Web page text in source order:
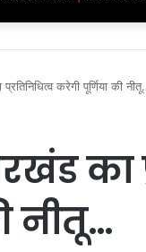
करेगी पूर्णिया की
का
नीतू…